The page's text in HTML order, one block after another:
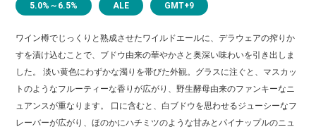
5.0%～6.5% ALE GMT+9
ワイン樽でじっくりと熟成させたワイルドエールに、デラウェアの搾りか
すを漬け込むことで、ブドウ由来の華やかさと奥深い味わいを引き出しま
した。 淡い黄色にわずかな濁りを帯びた外観。グラスに注ぐと、マスカッ
トのようなフルーティーな香りが広がり、野生酵母由来のファンキーなニ
ュアンスが重なります。 口に含むと、白ブドウを思わせるジューシーなフ
レーバーが広がり、ほのかにハチミツのような甘みとパイナップルのニュ